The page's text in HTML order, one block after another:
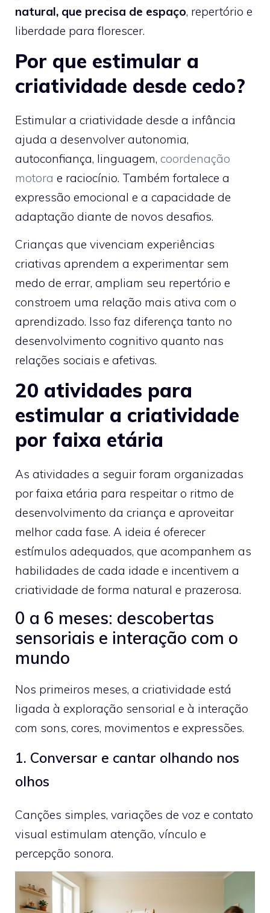
natural, que precisa de espaço, repertório e
liberdade para florescer.
Por que estimular a
criatividade desde cedo?
Estimular a criatividade desde a infância
ajuda a desenvolver autonomia,
autoconfiança, linguagem, coordenação
motora e raciocínio. Também fortalece a
expressão emocional e a capacidade de
adaptação diante de novos desafios.
Crianças que vivenciam experiências
criativas aprendem a experimentar sem
medo de errar, ampliam seu repertório e
constroem uma relação mais ativa com o
aprendizado. Isso faz diferença tanto no
desenvolvimento cognitivo quanto nas
relações sociais e afetivas.
20 atividades para
estimular a criatividade
por faixa etária
As atividades a seguir foram organizadas
por faixa etária para respeitar o ritmo de
desenvolvimento da criança e aproveitar
melhor cada fase. A ideia é oferecer
estímulos adequados, que acompanhem as
habilidades de cada idade e incentivem a
criatividade de forma natural e prazerosa.
0 a 6 meses: descobertas
sensoriais e interação com o
mundo
Nos primeiros meses, a criatividade está
ligada à exploração sensorial e à interação
com sons, cores, movimentos e expressões.
1. Conversar e cantar olhando nos
olhos
Canções simples, variações de voz e contato
visual estimulam atenção, vínculo e
percepção sonora.